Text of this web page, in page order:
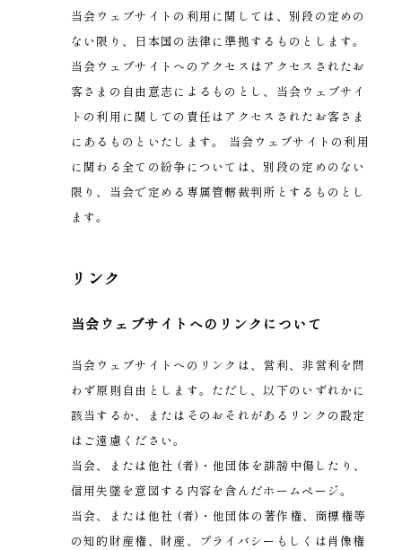
当会ウェブサイトの利用に関しては、別段の定めの
ない限り、日本国の法律に準拠するものとします。
当会ウェブサイトへのアクセスはアクセスされたお
客さまの自由意志によるものとし、当会ウェブサイ
トの利用に関しての責任はアクセスされたお客さま
にあるものといたします。 当会ウェブサイトの利用
に関わる全ての紛争については、別段の定めのない
限り、当会で定める専属管轄裁判所とするものとし
ます。
リンク
当会ウェブサイトへのリンクについて
当会ウェブサイトへのリンクは、営利、非営利を問
わず原則自由とします。ただし、以下のいずれかに
該当するか、またはそのおそれがあるリンクの設定
はご遠慮ください。
当会、または他社 (者)・他団体を誹謗中傷したり、
信用失墜を意図する内容を含んだホームページ。
当会、または他社 (者)・他団体の著作権、商標権等
の知的財産権、財産、プライバシーもしくは肖像権